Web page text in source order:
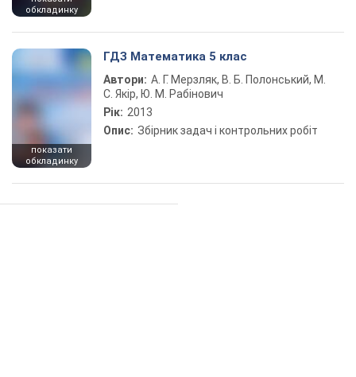
обкладинку
показати
обкладинку
ГДЗ Математика 5 клас
Автори: А. Г. Мерзляк, В. Б. Полонський, М.
С. Якір, Ю. М. Рабінович
Рік: 2013
Опис: Збірник задач і контрольних робіт